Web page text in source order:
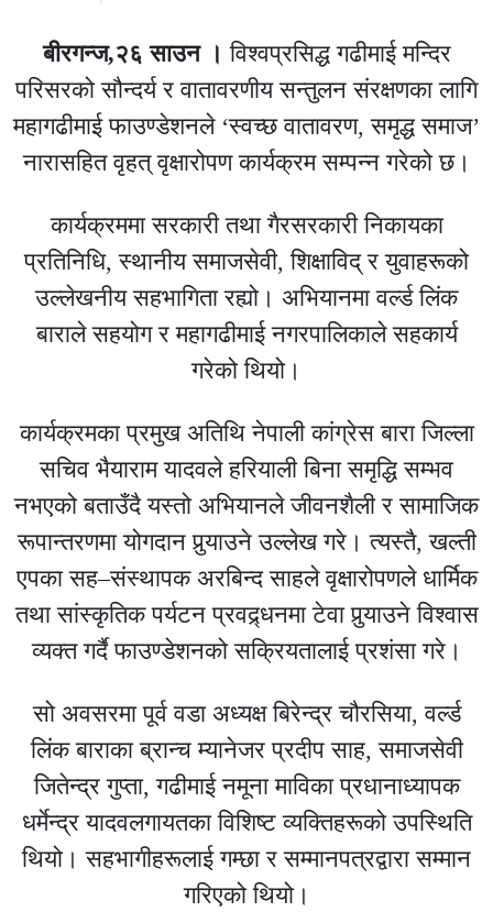
बीरगन्ज,२६ साउन । विश्वप्रसिद्ध गढीमाई मन्दिर
परिसरको सौन्दर्य र वातावरणीय सन्तुलन संरक्षणका लागि
महागढीमाई फाउण्डेशनले ‘स्वच्छ वातावरण, समृद्ध समाज’
नारासहित वृहत् वृक्षारोपण कार्यक्रम सम्पन्न गरेको छ।
कार्यक्रममा सरकारी तथा गैरसरकारी निकायका
प्रतिनिधि, स्थानीय समाजसेवी, शिक्षाविद् र युवाहरूको
उल्लेखनीय सहभागिता रह्यो। अभियानमा वर्ल्ड लिंक
बाराले सहयोग र महागढीमाई नगरपालिकाले सहकार्य
गरेको थियो।
कार्यक्रमका प्रमुख अतिथि नेपाली कांग्रेस बारा जिल्ला
सचिव भैयाराम यादवले हरियाली बिना समृद्धि सम्भव
नभएको बताउँदै यस्तो अभियानले जीवनशैली र सामाजिक
रूपान्तरणमा योगदान पुर्‍याउने उल्लेख गरे। त्यस्तै, खल्ती
एपका सह–संस्थापक अरबिन्द साहले वृक्षारोपणले धार्मिक
तथा सांस्कृतिक पर्यटन प्रवद्र्धनमा टेवा पुर्‍याउने विश्वास
व्यक्त गर्दै फाउण्डेशनको सक्रियतालाई प्रशंसा गरे।
सो अवसरमा पूर्व वडा अध्यक्ष बिरेन्द्र चौरसिया, वर्ल्ड
लिंक बाराका ब्रान्च म्यानेजर प्रदीप साह, समाजसेवी
जितेन्द्र गुप्ता, गढीमाई नमूना माविका प्रधानाध्यापक
धर्मेन्द्र यादवलगायतका विशिष्ट व्यक्तिहरूको उपस्थिति
थियो। सहभागीहरूलाई गम्छा र सम्मानपत्रद्वारा सम्मान
गरिएको थियो।